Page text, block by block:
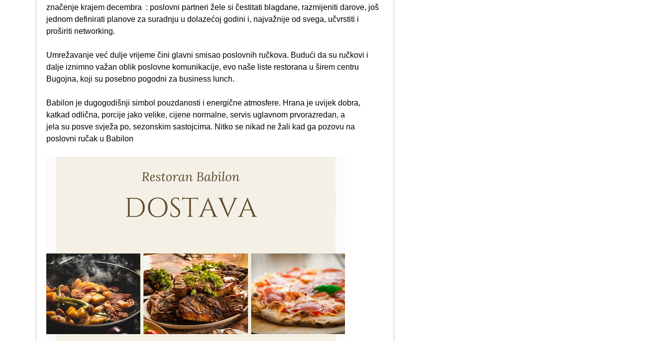
značenje krajem decembra : poslovni partneri žele si čestitati blagdane, razmijeniti darove, još
jednom definirati planove za suradnju u dolazećoj godini i, najvažnije od svega, učvrstiti i
proširiti networking.
Umrežavanje već dulje vrijeme čini glavni smisao poslovnih ručkova. Budući da su ručkovi i
dalje iznimno važan oblik poslovne komunikacije, evo naše liste restorana u širem centru
Bugojna, koji su posebno pogodni za business lunch.
Babilon je dugogodišnji simbol pouzdanosti i energične atmosfere. Hrana je uvijek dobra,
katkad odlična, porcije jako velike, cijene normalne, servis uglavnom prvorazredan, a
jela su posve svježa po, sezonskim sastojcima. Nitko se nikad ne žali kad ga pozovu na
poslovni ručak u Babilon